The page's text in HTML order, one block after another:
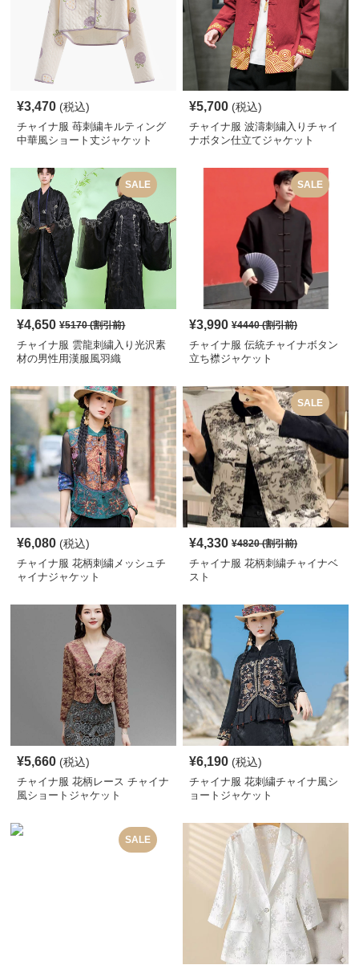
¥3,470 (税込)
チャイナ服 苺刺繍キルティング
中華風ショート丈ジャケット
¥5,700 (税込)
チャイナ服 波濤刺繍入りチャイ
ナボタン仕立てジャケット
SALE
¥4,650 ¥5170(割引前)
チャイナ服 雲龍刺繍入り光沢素
材の男性用漢服風羽織
SALE
¥3,990 ¥4440(割引前)
チャイナ服 伝統チャイナボタン
立ち襟ジャケット
¥6,080 (税込)
チャイナ服 花柄刺繍メッシュチ
ャイナジャケット
SALE
¥4,330 ¥4820(割引前)
チャイナ服 花柄刺繍チャイナベ
スト
¥5,660 (税込)
チャイナ服 花柄レース チャイナ
風ショートジャケット
¥6,190 (税込)
チャイナ服 花刺繍チャイナ風シ
ョートジャケット
SALE